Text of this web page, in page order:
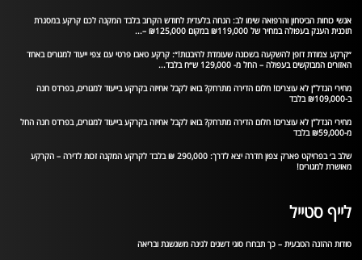
אנשי כוחות הביטחון והרפואה שימו לב: הנחה בלעדית לחודש הקרוב בלבד המקנה לכם קרקע במסגרת
תוכנית הענק בעפולה במחיר של ₪119,000 במקום ₪125,000 –...
״קרקע צמודת דופן להשקעה בשכונה שעומדת להיבנות!״: קרקע טאבו פרטי עם צפי ייעוד למגורים באחד
האזורים המבוקשים בעפולה – החל מ- 129,000 ש״ח בלבד...
מחירי הנדל”ן לא עוצרים! חלום הדירה מתרחק? בואו לקבל אחיזה בקרקע בייעוד למגורים, בפרדס חנה
ב-₪109,000 בלבד
מחירי הנדל”ן לא עוצרים! חלום הדירה מתרחק? בואו לקבל אחיזה בקרקע בייעוד למגורים, בפרדס חנה החל
מ-₪59,000 בלבד
שלב ב׳ בפרויקט פארק צפון חדרה יצא לדרך: 290,000 ₪ בלבד לקרקע המקנה זכות לדירה – הקרקע
מאושרת למגורים!
לייף סטייל
סודות ההזנה הטבעית – כך תבחרו סוגי דשנים לגינה משגשגת ובריאה